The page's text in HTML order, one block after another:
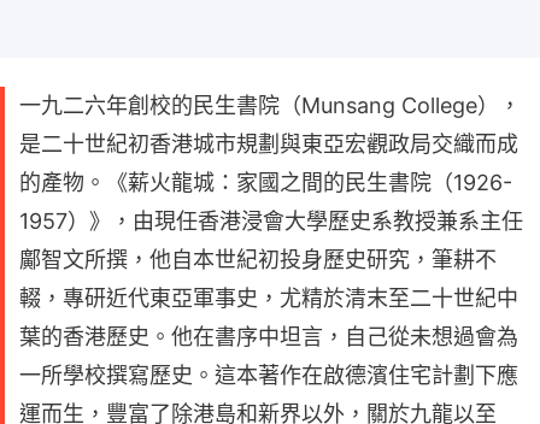
一九二六年創校的民生書院（Munsang College），
是二十世紀初香港城市規劃與東亞宏觀政局交織而成
的產物。《薪火龍城：家國之間的民生書院（1926-
1957）》，由現任香港浸會大學歷史系教授兼系主任
鄺智文所撰，他自本世紀初投身歷史研究，筆耕不
輟，專研近代東亞軍事史，尤精於清末至二十世紀中
葉的香港歷史。他在書序中坦言，自己從未想過會為
一所學校撰寫歷史。這本著作在啟德濱住宅計劃下應
運而生，豐富了除港島和新界以外，關於九龍以至